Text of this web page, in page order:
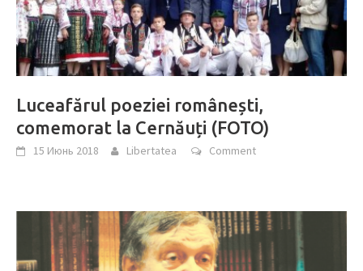
Luceafărul poeziei românești,
comemorat la Cernăuți (FOTO)
15 Июнь 2018 Libertatea Comment